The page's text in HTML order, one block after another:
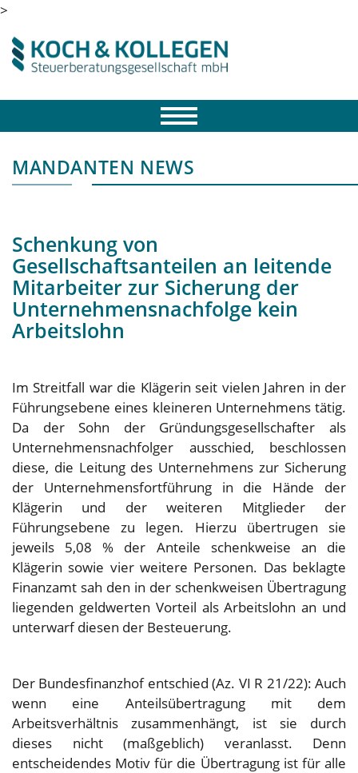
>
MANDANTEN NEWS
Schenkung von
Gesellschaftsanteilen an leitende
Mitarbeiter zur Sicherung der
Unternehmensnachfolge kein
Arbeitslohn
Im Streitfall war die Klägerin seit vielen Jahren in der
Führungsebene eines kleineren Unternehmens tätig.
Da der Sohn der Gründungsgesellschafter als
Unternehmensnachfolger ausschied, beschlossen
diese, die Leitung des Unternehmens zur Sicherung
der Unternehmensfortführung in die Hände der
Klägerin und der weiteren Mitglieder der
Führungsebene zu legen. Hierzu übertrugen sie
jeweils 5,08 % der Anteile schenkweise an die
Klägerin sowie vier weitere Personen. Das beklagte
Finanzamt sah den in der schenkweisen Übertragung
liegenden geldwerten Vorteil als Arbeitslohn an und
unterwarf diesen der Besteuerung.
Der Bundesfinanzhof entschied (Az. VI R 21/22): Auch
wenn eine Anteilsübertragung mit dem
Arbeitsverhältnis zusammenhängt, ist sie durch
dieses nicht (maßgeblich) veranlasst. Denn
entscheidendes Motiv für die Übertragung ist für alle